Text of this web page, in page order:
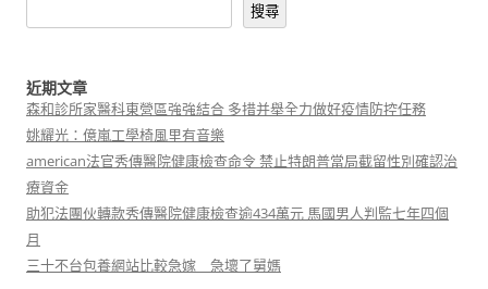
搜尋
近期文章
森和診所家醫科東營區強強結合 多措并舉全力做好疫情防控任務
姚耀光：億嵐工學椅風里有音樂
american法官秀傳醫院健康檢查命令 禁止特朗普當局截留性別確認治
療資金
助犯法團伙轉款秀傳醫院健康檢查逾434萬元 馬國男人判監七年四個
月
三十不台包養網站比較急嫁 急壞了舅媽